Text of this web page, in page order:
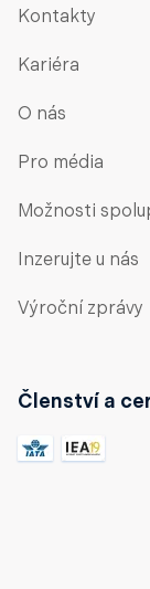
Kontakty
Kariéra
O nás
Pro média
Možnosti
Inzerujte u nás
Výroční zprávy
Členství a